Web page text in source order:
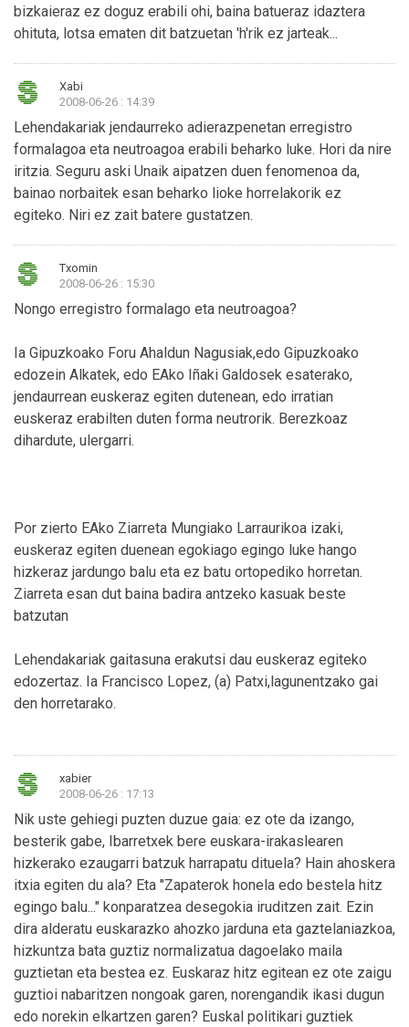
bizkaieraz ez doguz erabili ohi, baina batueraz idaztera
ohituta, lotsa ematen dit batzuetan 'h'rik ez jarteak...
Xabi
2008-06-26 : 14:39
Lehendakariak jendaurreko adierazpenetan erregistro
formalagoa eta neutroagoa erabili beharko luke. Hori da nire
iritzia. Seguru aski Unaik aipatzen duen fenomenoa da,
bainao norbaitek esan beharko lioke horrelakorik ez
egiteko. Niri ez zait batere gustatzen.
Txomin
2008-06-26 : 15:30
Nongo erregistro formalago eta neutroagoa?
Ia Gipuzkoako Foru Ahaldun Nagusiak,edo Gipuzkoako
edozein Alkatek, edo EAko Iñaki Galdosek esaterako,
jendaurrean euskeraz egiten dutenean, edo irratian
euskeraz erabilten duten forma neutrorik. Berezkoaz
dihardute, ulergarri.
Por zierto EAko Ziarreta Mungiako Larraurikoa izaki,
euskeraz egiten duenean egokiago egingo luke hango
hizkeraz jardungo balu eta ez batu ortopediko horretan.
Ziarreta esan dut baina badira antzeko kasuak beste
batzutan
Lehendakariak gaitasuna erakutsi dau euskeraz egiteko
edozertaz. Ia Francisco Lopez, (a) Patxi,lagunentzako gai
den horretarako.
xabier
2008-06-26 : 17:13
Nik uste gehiegi puzten duzue gaia: ez ote da izango,
besterik gabe, Ibarretxek bere euskara-irakaslearen
hizkerako ezaugarri batzuk harrapatu dituela? Hain ahoskera
itxia egiten du ala? Eta "Zapaterok honela edo bestela hitz
egingo balu..." konparatzea desegokia iruditzen zait. Ezin
dira alderatu euskarazko ahozko jarduna eta gaztelaniazkoa,
hizkuntza bata guztiz normalizatua dagoelako maila
guztietan eta bestea ez. Euskaraz hitz egitean ez ote zaigu
guztioi nabaritzen nongoak garen, norengandik ikasi dugun
edo norekin elkartzen garen? Euskal politikari guztiek